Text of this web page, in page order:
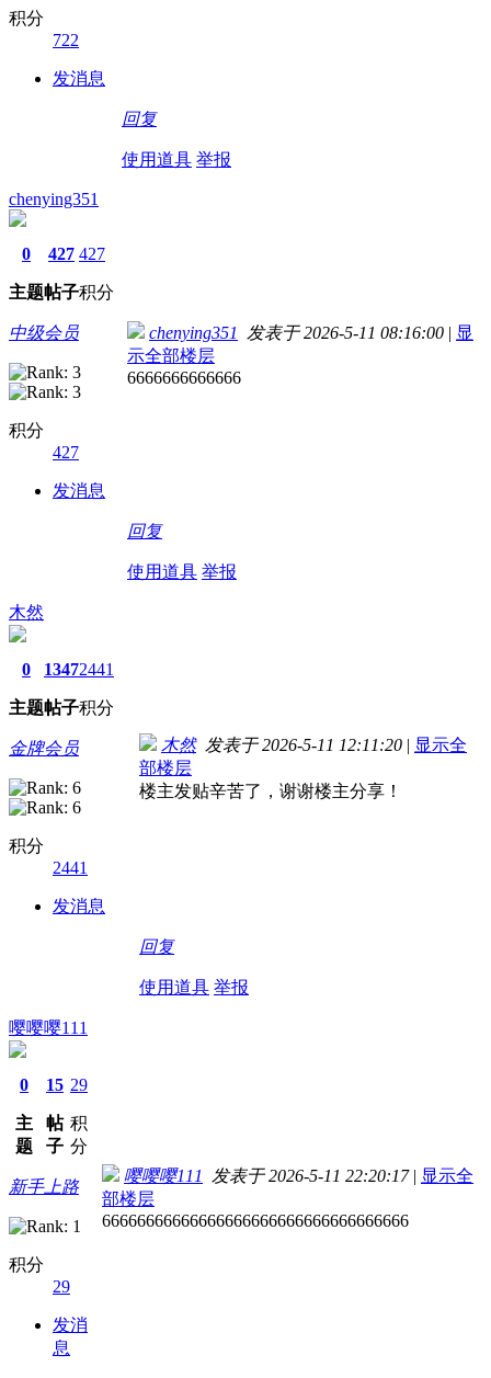
积分
722
发消息
回复
使用道具 举报
chenying351
0
主题
427
帖子
427
积分
中级会员
积分
427
发消息
chenying351 发表于 2026-5-11 08:16:00 | 显
示全部楼层
6666666666666
回复
使用道具 举报
木然
0
主题
1347
帖子
2441
积分
金牌会员
积分
2441
发消息
木然发表于 2026-5-11 12:11:20 | 显示全
部楼层
楼主发贴辛苦了，谢谢楼主分享！
回复
使用道具 举报
嘤嘤嘤111
0
主
题
15
帖
子
29
积
分
新手上路
积分
29
发消
息
嘤嘤嘤111 发表于 2026-5-11 22:20:17 | 显示全
部楼层
66666666666666666666666666666666666